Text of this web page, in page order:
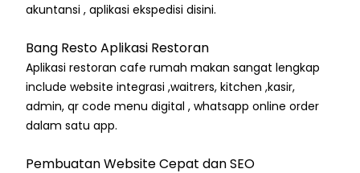
akuntansi , aplikasi ekspedisi disini.
Bang Resto Aplikasi Restoran
Aplikasi restoran cafe rumah makan sangat lengkap
include website integrasi ,waitrers, kitchen ,kasir,
admin, qr code menu digital , whatsapp online order
dalam satu app.
Pembuatan Website Cepat dan SEO